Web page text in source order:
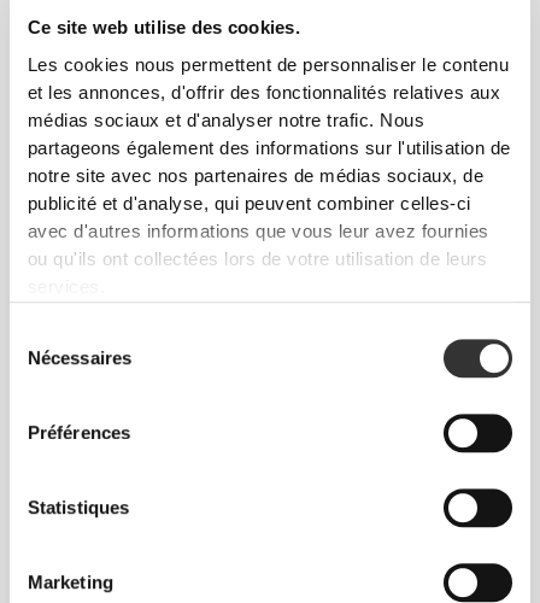
Ce site web utilise des cookies.
Les cookies nous permettent de personnaliser le contenu
et les annonces, d'offrir des fonctionnalités relatives aux
médias sociaux et d'analyser notre trafic. Nous
partageons également des informations sur l'utilisation de
notre site avec nos partenaires de médias sociaux, de
publicité et d'analyse, qui peuvent combiner celles-ci
avec d'autres informations que vous leur avez fournies
ou qu'ils ont collectées lors de votre utilisation de leurs
Nécessaires
Préférences
Statistiques
Marketing
coupe ajustée souligne ta silhouette.